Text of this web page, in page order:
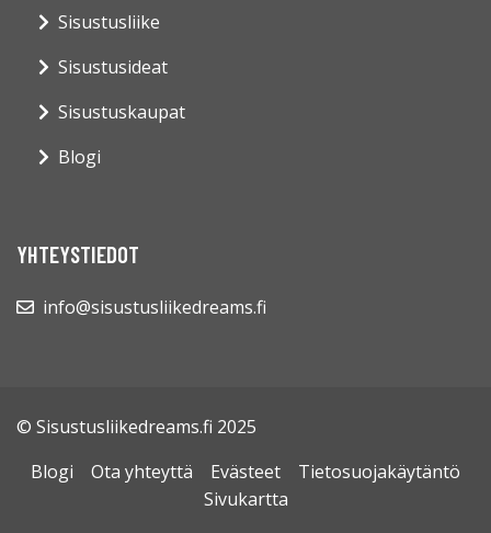
Sisustusliike
Sisustusideat
Sisustuskaupat
Blogi
YHTEYSTIEDOT
info@sisustusliikedreams.fi
© Sisustusliikedreams.fi 2025
Blogi
Ota yhteyttä Evästeet
Tietosuojakäytäntö
Sivukartta